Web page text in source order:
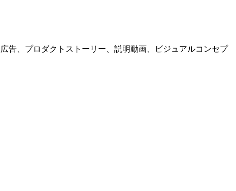
告、プロダクトストーリー、説明動画、ビジュアルコンセプ